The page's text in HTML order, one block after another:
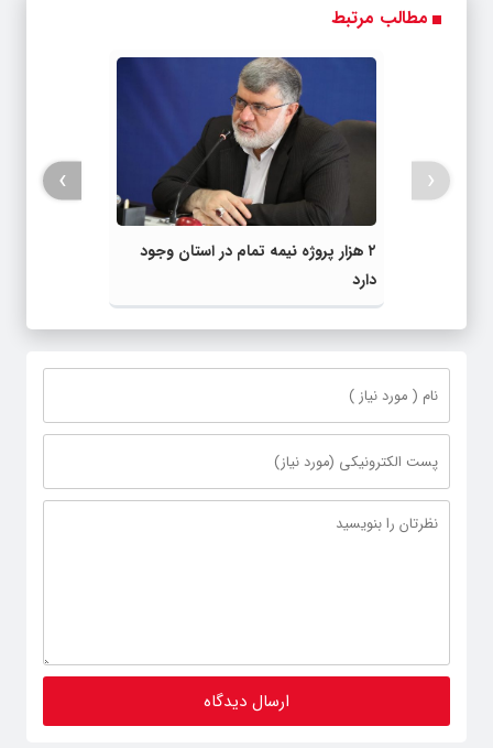
مطالب مرتبط
۲ هزار پروژه نیمه تمام در استان وجود
دارد
‹
›